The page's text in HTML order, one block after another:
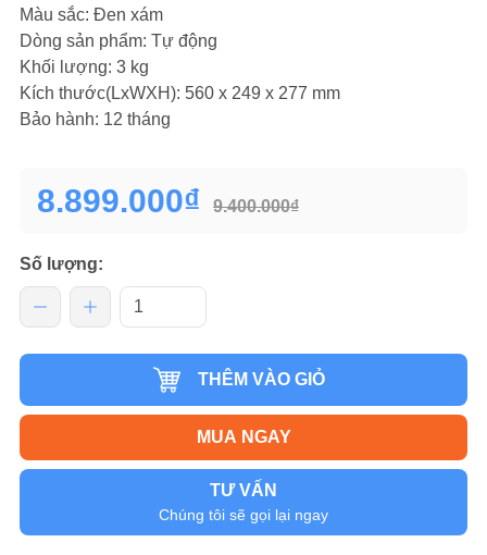
Màu sắc: Đen xám
Dòng sản phẩm: Tự động
Khối lượng: 3 kg
Kích thước(LxWXH): 560 x 249 x 277 mm
Bảo hành: 12 tháng
8.899.000₫ 9.400.000₫
Số lượng:
THÊM VÀO GIỎ
MUA NGAY
TƯ VẤN
Chúng tôi sẽ gọi lại ngay